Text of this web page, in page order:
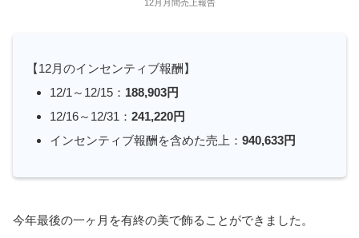
12月月間売上報告
【12月のインセンティブ報酬】
12/1～12/15： 188,903円
12/16～12/31： 241,220円
インセンティブ報酬を含めた売上： 940,633円
今年最後の一ヶ月を有終の美で飾ることができました。